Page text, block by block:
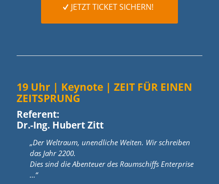
JETZT TICKET SICHERN!
19 Uhr | Keynote | ZEIT FÜR EINEN
ZEITSPRUNG
Referent:
Dr.-Ing. Hubert Zitt
„Der Weltraum, unendliche Weiten. Wir schreiben
das Jahr 2200.
Dies sind die Abenteuer des Raumschiffs Enterprise
…“